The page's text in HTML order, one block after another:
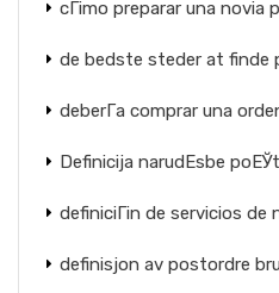
cГіmo preparar una novia
de bedste steder at finde
deberГ­a comprar una
Definicija narudЕѕbe
definiciГіn de servicios de
definisjon av postordre